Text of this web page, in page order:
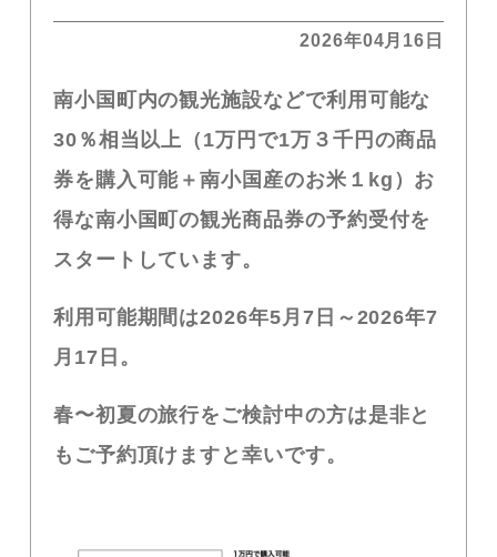
2026年04月16日
南小国町内の観光施設などで利用可能な
30％相当以上（1万円で1万３千円の商品
券を購入可能＋南小国産のお米１ kg）お
得な南小国町の観光商品券の予約受付を
スタートしています。
利用可能期間は2026年5月7日～2026年7
月 17日。
春〜初夏の旅行をご検討中の方は是非と
もご予約頂けますと幸いです。